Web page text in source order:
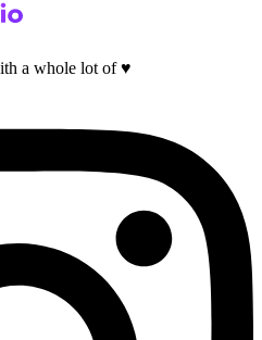
a whole lot of ♥